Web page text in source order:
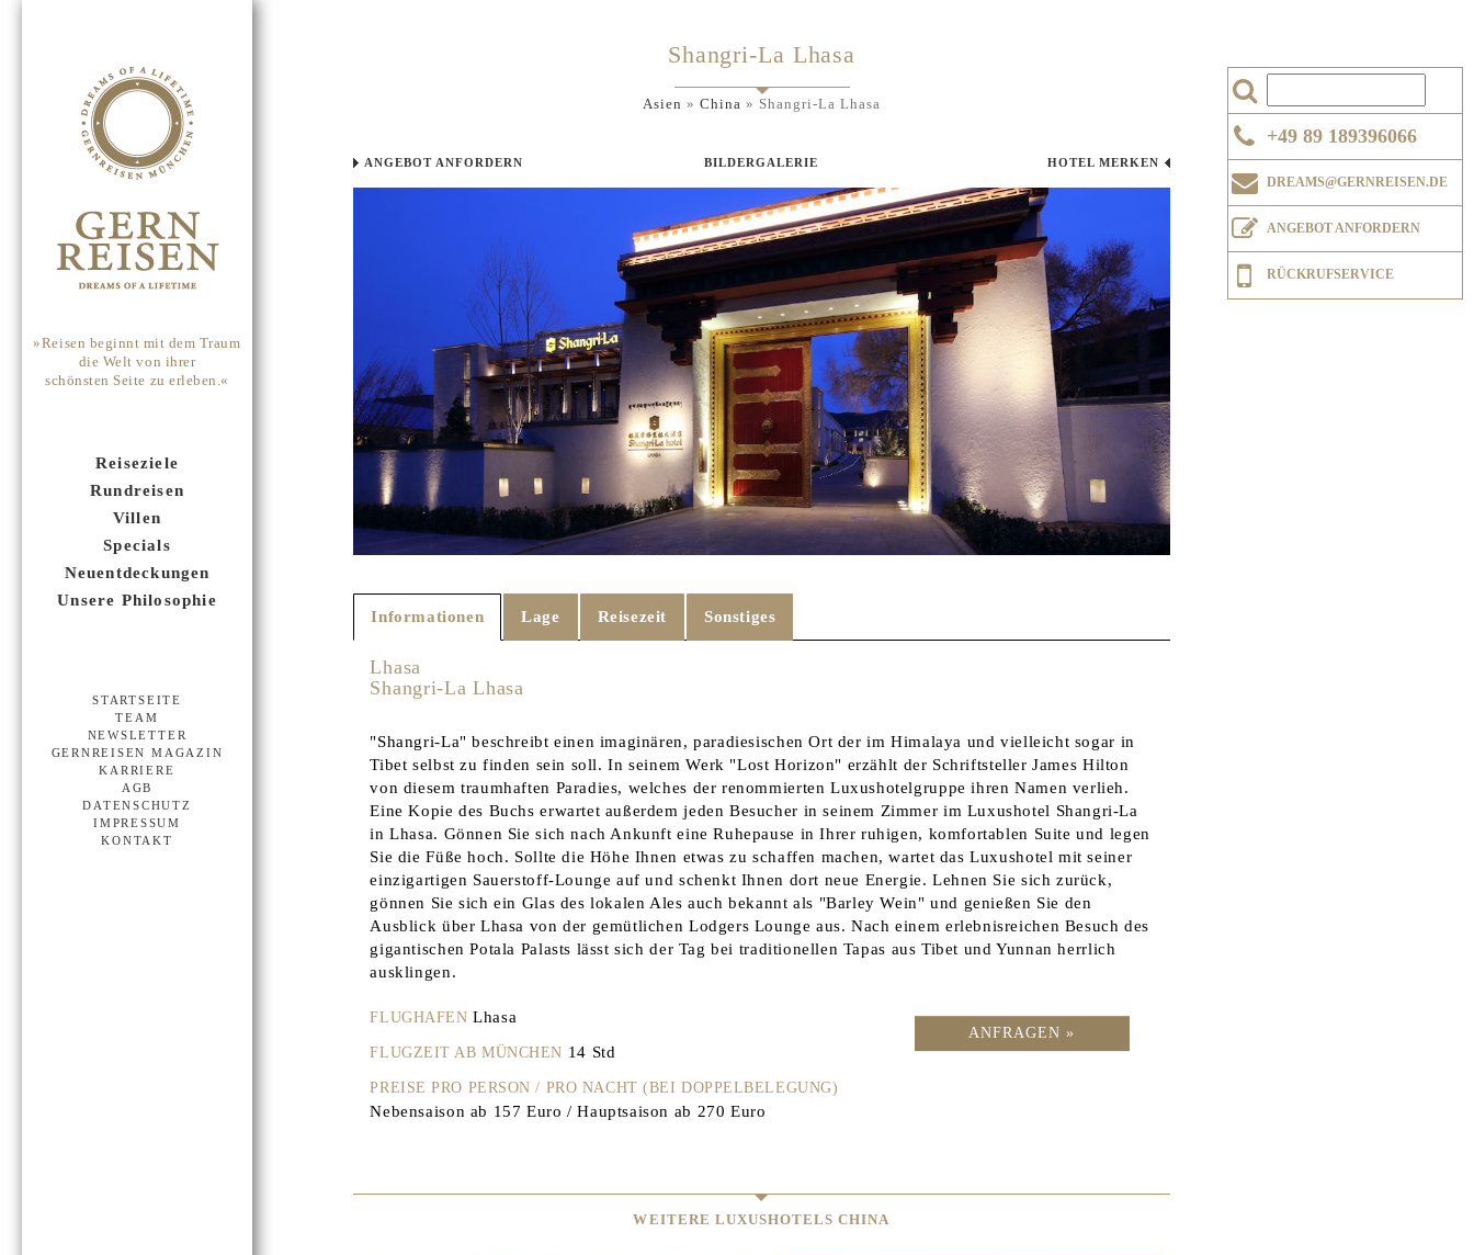
»Reisen beginnt mit dem Traum
die Welt von ihrer
schönsten Seite zu erleben.«
Reiseziele
Rundreisen
Villen
Specials
Neuentdeckungen
Unsere Philosophie
STARTSEITE
TEAM
NEWSLETTER
GERNREISEN MAGAZIN
KARRIERE
AGB
DATENSCHUTZ
IMPRESSUM
KONTAKT
+49 89 189396066
DREAMS@GERNREISEN.DE
ANGEBOT ANFORDERN
RÜCKRUFSERVICE
Shangri-La Lhasa
Asien » China » Shangri-La Lhasa
ANGEBOT ANFORDERN BILDERGALERIE HOTEL MERKEN
Informationen Lage Reisezeit Sonstiges
Lhasa
Shangri-La Lhasa
"Shangri-La" beschreibt einen imaginären, paradiesischen Ort der im Himalaya und vielleicht sogar in
Tibet selbst zu finden sein soll. In seinem Werk "Lost Horizon" erzählt der Schriftsteller James Hilton
von diesem traumhaften Paradies, welches der renommierten Luxushotelgruppe ihren Namen verlieh.
Eine Kopie des Buchs erwartet außerdem jeden Besucher in seinem Zimmer im Luxushotel Shangri-La
in Lhasa. Gönnen Sie sich nach Ankunft eine Ruhepause in Ihrer ruhigen, komfortablen Suite und legen
Sie die Füße hoch. Sollte die Höhe Ihnen etwas zu schaffen machen, wartet das Luxushotel mit seiner
einzigartigen Sauerstoff-Lounge auf und schenkt Ihnen dort neue Energie. Lehnen Sie sich zurück,
gönnen Sie sich ein Glas des lokalen Ales auch bekannt als "Barley Wein" und genießen Sie den
Ausblick über Lhasa von der gemütlichen Lodgers Lounge aus. Nach einem erlebnisreichen Besuch des
gigantischen Potala Palasts lässt sich der Tag bei traditionellen Tapas aus Tibet und Yunnan herrlich
ausklingen.
FLUGHAFEN Lhasa
FLUGZEIT AB MÜNCHEN 14 Std
PREISE PRO PERSON / PRO NACHT (BEI DOPPELBELEGUNG)
Nebensaison ab 157 Euro / Hauptsaison ab 270 Euro
ANFRAGEN »
WEITERE LUXUSHOTELS CHINA